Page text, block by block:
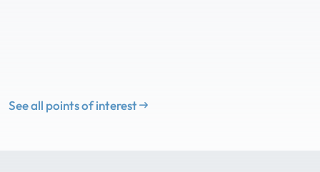
See all points of interest